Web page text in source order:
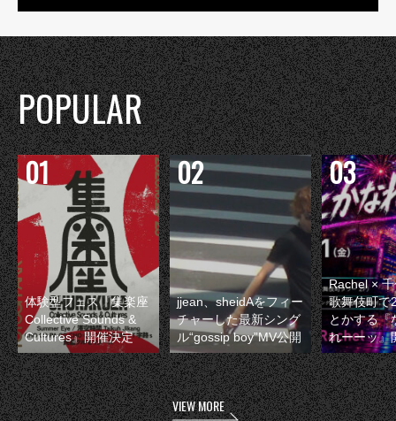
POPULAR
体験型フェス『集楽座
Collective Sounds &
Cultures』開催決定
jjean、sheidAをフィー
チャーした最新シング
ル“gossip boy”MV公開
Rachel ×
歌舞伎町で
とかする『
れーーッ』
VIEW MORE